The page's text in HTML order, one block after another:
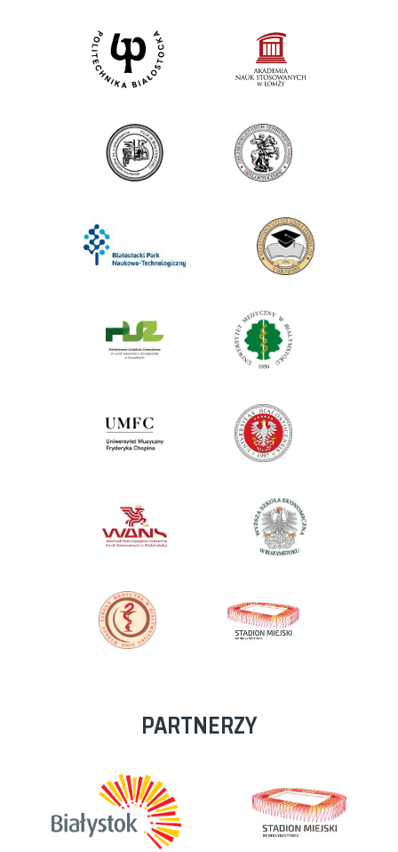
PARTNERZY